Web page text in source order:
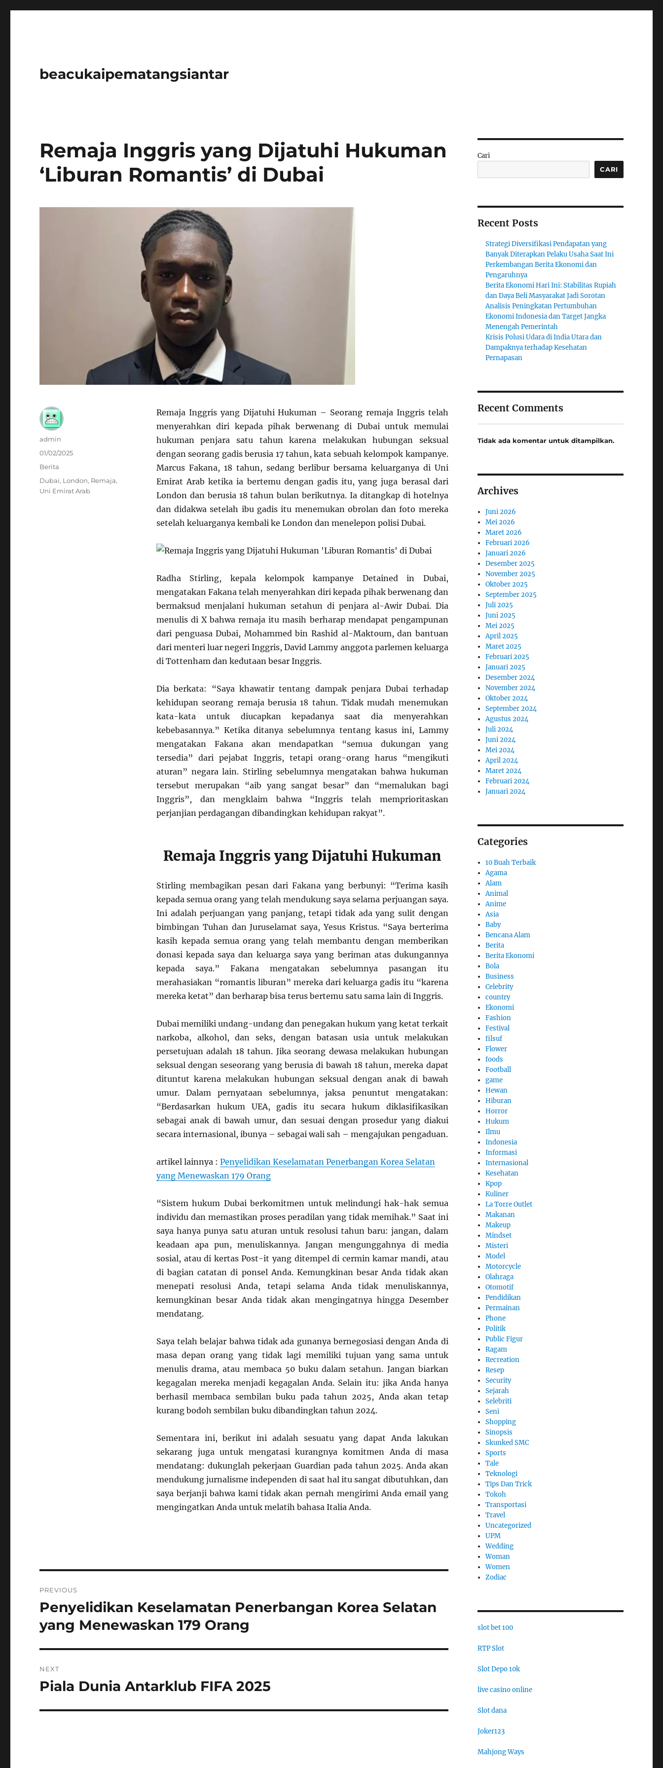
beacukaipematangsiantar
Remaja Inggris yang Dijatuhi Hukuman
‘Liburan Romantis’ di Dubai
Remaja Inggris yang Dijatuhi Hukuman – Seorang remaja Inggris telah
menyerahkan diri kepada pihak berwenang di Dubai untuk memulai
hukuman penjara satu tahun karena melakukan hubungan seksual
dengan seorang gadis berusia 17 tahun, kata sebuah kelompok kampanye.
Marcus Fakana, 18 tahun, sedang berlibur bersama keluarganya di Uni
Emirat Arab ketika ia bertemu dengan gadis itu, yang juga berasal dari
London dan berusia 18 tahun bulan berikutnya. Ia ditangkap di hotelnya
dan didakwa setelah ibu gadis itu menemukan obrolan dan foto mereka
setelah keluarganya kembali ke London dan menelepon polisi Dubai.
Radha Stirling, kepala kelompok kampanye Detained in Dubai,
mengatakan Fakana telah menyerahkan diri kepada pihak berwenang dan
bermaksud menjalani hukuman setahun di penjara al-Awir Dubai. Dia
menulis di X bahwa remaja itu masih berharap mendapat pengampunan
dari penguasa Dubai, Mohammed bin Rashid al-Maktoum, dan bantuan
dari menteri luar negeri Inggris, David Lammy anggota parlemen keluarga
di Tottenham dan kedutaan besar Inggris.
Dia berkata: “Saya khawatir tentang dampak penjara Dubai terhadap
kehidupan seorang remaja berusia 18 tahun. Tidak mudah menemukan
kata-kata untuk diucapkan kepadanya saat dia menyerahkan
kebebasannya.” Ketika ditanya sebelumnya tentang kasus ini, Lammy
mengatakan Fakana akan mendapatkan “semua dukungan yang
tersedia” dari pejabat Inggris, tetapi orang-orang harus “mengikuti
aturan” negara lain. Stirling sebelumnya mengatakan bahwa hukuman
tersebut merupakan “aib yang sangat besar” dan “memalukan bagi
Inggris”, dan mengklaim bahwa “Inggris telah memprioritaskan
perjanjian perdagangan dibandingkan kehidupan rakyat”.
Remaja Inggris yang Dijatuhi Hukuman
Stirling membagikan pesan dari Fakana yang berbunyi: “Terima kasih
kepada semua orang yang telah mendukung saya selama perjuangan saya.
Ini adalah perjuangan yang panjang, tetapi tidak ada yang sulit dengan
bimbingan Tuhan dan Juruselamat saya, Yesus Kristus. “Saya berterima
kasih kepada semua orang yang telah membantu dengan memberikan
donasi kepada saya dan keluarga saya yang beriman atas dukungannya
kepada saya.” Fakana mengatakan sebelumnya pasangan itu
merahasiakan “romantis liburan” mereka dari keluarga gadis itu “karena
mereka ketat” dan berharap bisa terus bertemu satu sama lain di Inggris.
Dubai memiliki undang-undang dan penegakan hukum yang ketat terkait
narkoba, alkohol, dan seks, dengan batasan usia untuk melakukan
persetujuan adalah 18 tahun. Jika seorang dewasa melakukan hubungan
seksual dengan seseorang yang berusia di bawah 18 tahun, mereka dapat
dituntut karena melakukan hubungan seksual dengan anak di bawah
umur. Dalam pernyataan sebelumnya, jaksa penuntut mengatakan:
“Berdasarkan hukum UEA, gadis itu secara hukum diklasifikasikan
sebagai anak di bawah umur, dan sesuai dengan prosedur yang diakui
secara internasional, ibunya – sebagai wali sah – mengajukan pengaduan.
artikel lainnya : Penyelidikan Keselamatan Penerbangan Korea Selatan
yang Menewaskan 179 Orang
“Sistem hukum Dubai berkomitmen untuk melindungi hak-hak semua
individu dan memastikan proses peradilan yang tidak memihak.” Saat ini
saya hanya punya satu aturan untuk resolusi tahun baru: jangan, dalam
keadaan apa pun, menuliskannya. Jangan mengunggahnya di media
sosial, atau di kertas Post-it yang ditempel di cermin kamar mandi, atau
di bagian catatan di ponsel Anda. Kemungkinan besar Anda tidak akan
menepati resolusi Anda, tetapi selama Anda tidak menuliskannya,
kemungkinan besar Anda tidak akan mengingatnya hingga Desember
mendatang.
Saya telah belajar bahwa tidak ada gunanya bernegosiasi dengan Anda di
masa depan orang yang tidak lagi memiliki tujuan yang sama untuk
menulis drama, atau membaca 50 buku dalam setahun. Jangan biarkan
kegagalan mereka menjadi kegagalan Anda. Selain itu: jika Anda hanya
berhasil membaca sembilan buku pada tahun 2025, Anda akan tetap
kurang bodoh sembilan buku dibandingkan tahun 2024.
Sementara ini, berikut ini adalah sesuatu yang dapat Anda lakukan
sekarang juga untuk mengatasi kurangnya komitmen Anda di masa
mendatang: dukunglah pekerjaan Guardian pada tahun 2025. Anda akan
mendukung jurnalisme independen di saat hal itu sangat dibutuhkan, dan
saya berjanji bahwa kami tidak akan pernah mengirimi Anda email yang
mengingatkan Anda untuk melatih bahasa Italia Anda.
Author
admin
Posted
01/02/2025
Categories
Berita
Tags
Dubai, London, Remaja,
Uni Emirat Arab
pos
PREVIOUS
Previous
Penyelidikan Keselamatan Penerbangan Korea Selatan
yang Menewaskan 179 Orang
NEXT
Next
Piala Dunia Antarklub FIFA 2025
Cari
CARI
Recent Posts
Strategi Diversifikasi Pendapatan yang
Banyak Diterapkan Pelaku Usaha Saat Ini
Perkembangan Berita Ekonomi dan
Pengaruhnya
Berita Ekonomi Hari Ini: Stabilitas Rupiah
dan Daya Beli Masyarakat Jadi Sorotan
Analisis Peningkatan Pertumbuhan
Ekonomi Indonesia dan Target Jangka
Menengah Pemerintah
Krisis Polusi Udara di India Utara dan
Dampaknya terhadap Kesehatan
Pernapasan
Recent Comments
Tidak ada komentar untuk ditampilkan.
Archives
Juni 2026
Mei 2026
Maret 2026
Februari 2026
Januari 2026
Desember 2025
November 2025
Oktober 2025
September 2025
Juli 2025
Juni 2025
Mei 2025
April 2025
Maret 2025
Februari 2025
Januari 2025
Desember 2024
November 2024
Oktober 2024
September 2024
Agustus 2024
Juli 2024
Juni 2024
Mei 2024
April 2024
Maret 2024
Februari 2024
Januari 2024
Categories
10 Buah Terbaik
Agama
Alam
Animal
Anime
Asia
Baby
Bencana Alam
Berita
Berita Ekonomi
Bola
Business
Celebrity
country
Ekonomi
Fashion
Festival
filsuf
Flower
foods
Football
game
Hewan
Hiburan
Horror
Hukum
Ilmu
Indonesia
Informasi
Internasional
Kesehatan
Kpop
Kuliner
La Torre Outlet
Makanan
Makeup
Mindset
Misteri
Model
Motorcycle
Olahraga
Otomotif
Pendidikan
Permainan
Phone
Politik
Public Figur
Ragam
Recreation
Resep
Security
Sejarah
Selebriti
Seni
Shopping
Sinopsis
Skunked SMC
Sports
Tale
Teknologi
Tips Dan Trick
Tokoh
Transportasi
Travel
Uncategorized
UPM
Wedding
Woman
Women
Zodiac
slot bet 100
RTP Slot
Slot Depo 10k
live casino online
Slot dana
Joker123
Mahjong Ways